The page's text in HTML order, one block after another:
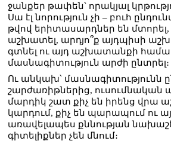
ջանքեր թափեն՝ որակյալ
Սա էլ նորություն չի – բուհ
թվով երիտասարդներ են մտորել,
աշխատել, արդյո՞ք այդպիսի
գտնել ու այդ աշխատանքի
մասնագիտություն արժի ընտրել։
Ու անկախ՝ մասնագիտությունն
շարժառիթներից, ուսումնական
մարդիկ շատ քիչ են իրենց վրա
կարդում, քիչ են պարապում ու
առավելապես քննության
գիտելիքներ չեն մնում։